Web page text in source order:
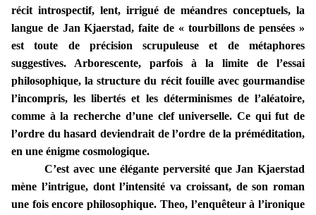
récit introspectif, lent, irrigué de méandres conceptuels, la
langue de Jan Kjaerstad, faite de « tourbillons de pensées »
est toute de précision scrupuleuse et de métaphores
suggestives. Arborescente, parfois à la limite de l’essai
philosophique, la structure du récit fouille avec gourmandise
l’incompris, les libertés et les déterminismes de l’aléatoire,
comme à la recherche d’une clef universelle. Ce qui fut de
l’ordre du hasard deviendrait de l’ordre de la préméditation,
en une énigme cosmologique.
C’est avec une élégante perversité que Jan Kjaerstad
mène l’intrigue, dont l’intensité va croissant, de son roman
une fois encore philosophique. Theo, l’enquêteur à l’ironique